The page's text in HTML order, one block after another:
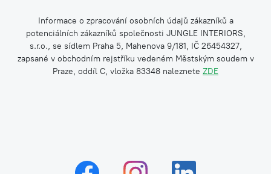
Informace o zpracování osobních údajů zákazníků a
potenciálních zákazníků společnosti JUNGLE INTERIORS,
s.r.o., se sídlem Praha 5, Mahenova 9/181, IČ 26454327,
zapsané v obchodním rejstříku vedeném Městským soudem v
Praze, oddíl C, vložka 83348 naleznete ZDE